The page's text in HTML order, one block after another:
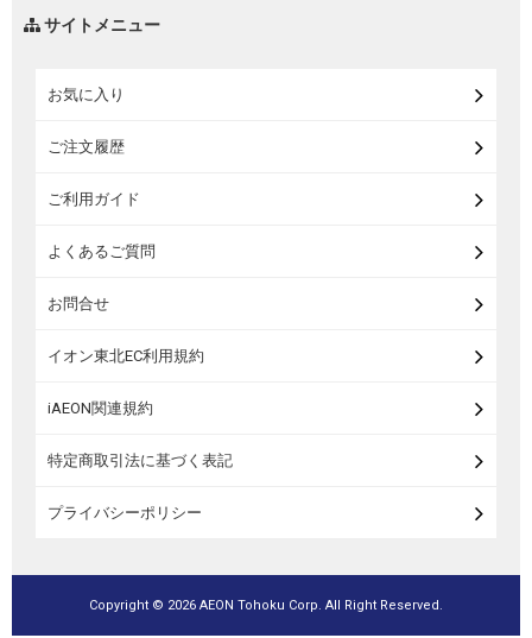
サイトメニュー
お気に入り
ご注文履歴
ご利用ガイド
よくあるご質問
お問合せ
イオン東北EC利用規約
iAEON関連規約
特定商取引法に基づく表記
プライバシーポリシー
Copyright © 2026 AEON Tohoku Corp. All Right Reserved.